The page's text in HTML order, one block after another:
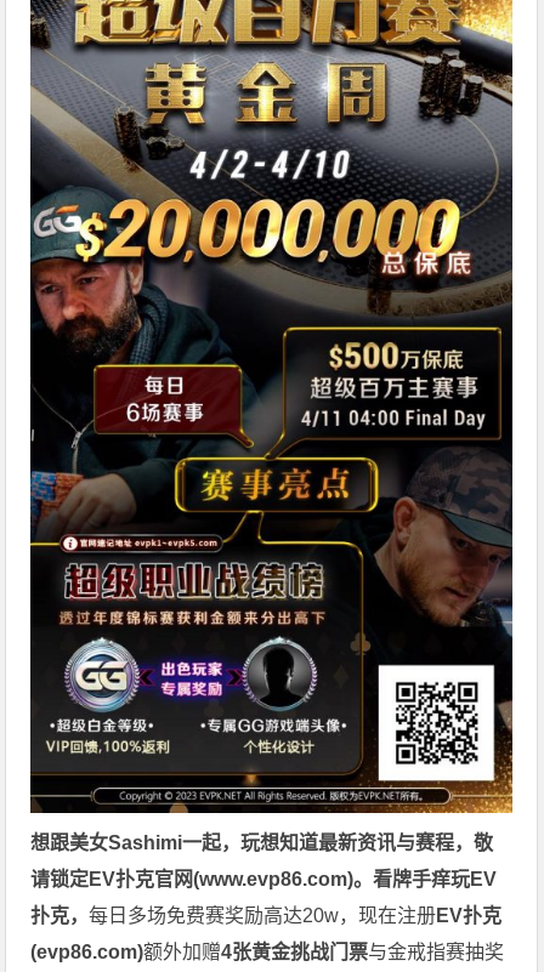
想跟美女Sashimi一起，玩想知道最新资讯与赛程，敬
请锁定EV扑克官网(www.evp86.com)。看牌手痒玩EV
扑克，每日多场免费赛奖励高达20w，现在注册EV扑克
(evp86.com)额外加赠4张黄金挑战门票与金戒指赛抽奖